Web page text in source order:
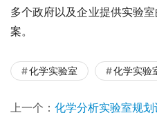
多个政府以及企业提供实验
案。
化学实验室 化学实验
上一个： 化学分析实验室规划